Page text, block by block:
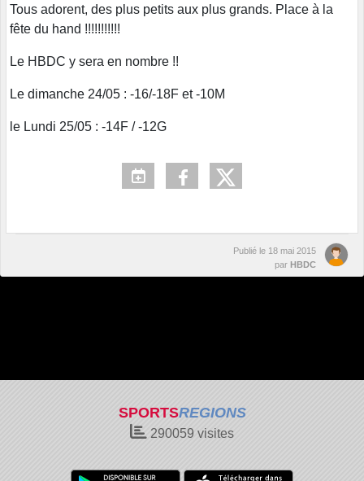
Tous adorent, des plus petits aux plus grands. Place à la
fête du hand !!!!!!!!!!!
Le HBDC y sera en nombre !!
Le dimanche 24/05 : -16/-18F et -10M
le Lundi 25/05 : -14F / -12G
Publié le 18 mai 2015
par HBDC
SPORTSREGIONS
290059 visites